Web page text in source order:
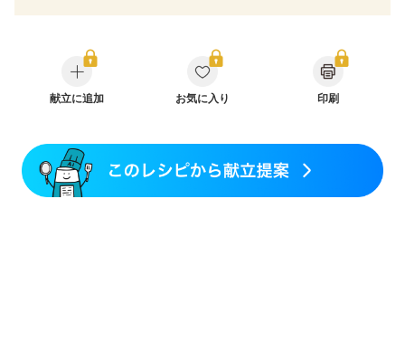
CKD（ステージ３a）
CKD（ステージ３b）
乳がん（抗がん剤治療中）
乳がん（ホルモン療法中）
乳がん（放射線治療中）
貧血対策
献立に追加 お気に入り 印刷